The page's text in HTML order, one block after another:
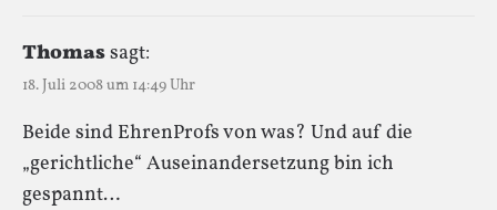
Thomassagt:
18. Juli 2008 um 14:49 Uhr
Beide sind EhrenProfs von was? Und auf die
„gerichtliche“ Auseinandersetzung bin ich
gespannt…